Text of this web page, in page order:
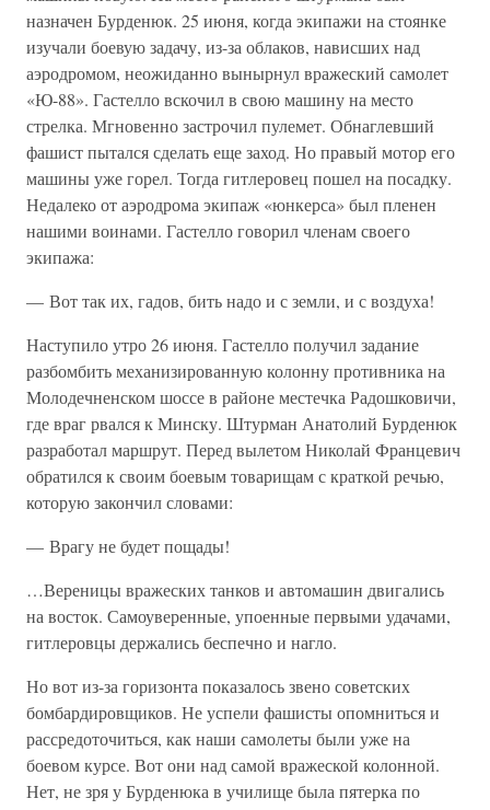
назначен Бурденюк. 25 июня, когда экипажи на стоянке
изучали боевую задачу, из-за облаков, нависших над
аэродромом, неожиданно вынырнул вражеский самолет
«Ю-88». Гастелло вскочил в свою машину на место
стрелка. Мгновенно застрочил пулемет. Обнаглевший
фашист пытался сделать еще заход. Но правый мотор его
машины уже горел. Тогда гитлеровец пошел на посадку.
Недалеко от аэродрома экипаж «юнкерса» был пленен
нашими воинами. Гастелло говорил членам своего
экипажа:
— Вот так их, гадов, бить надо и с земли, и с воздуха!
Наступило утро 26 июня. Гастелло получил задание
разбомбить механизированную колонну противника на
Молодечненском шоссе в районе местечка Радошковичи,
где враг рвался к Минску. Штурман Анатолий Бурденюк
разработал маршрут. Перед вылетом Николай Францевич
обратился к своим боевым товарищам с краткой речью,
которую закончил словами:
— Врагу не будет пощады!
…Вереницы вражеских танков и автомашин двигались
на восток. Самоуверенные, упоенные первыми удачами,
гитлеровцы держались беспечно и нагло.
Но вот из-за горизонта показалось звено советских
бомбардировщиков. Не успели фашисты опомниться и
рассредоточиться, как наши самолеты были уже на
боевом курсе. Вот они над самой вражеской колонной.
Нет, не зря у Бурденюка в училище была пятерка по